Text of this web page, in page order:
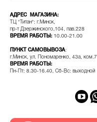
АДРЕС МАГАЗИНА:
ТЦ "Титан": г.Минск,
пр-т Дзержинского,104, пав.228
ВРЕМЯ РАБОТЫ: 10.00-21.00
ПУНКТ САМОВЫВОЗА:
г.Минск, ул. Пономаренко, 43а, ком.7
ВРЕМЯ РАБОТЫ:
Пн-Пт: 8.30-16.40, Сб-Вс: выходной